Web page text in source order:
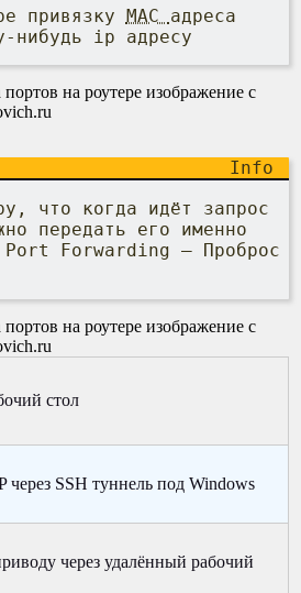
привязку MAC адреса
нибудь ip адресу
что когда идёт запрос
передать его именно
Port Forwarding – Проброс
стол
через SSH туннель под Windows
через удалённый рабочий